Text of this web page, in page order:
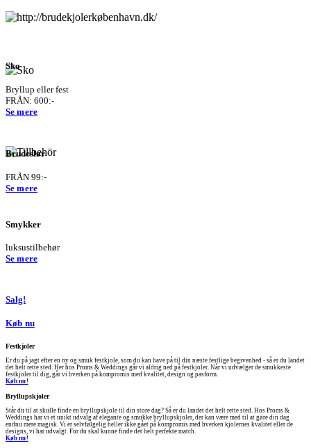
Sko
Bryllup eller fest
FRÅN: 600:-
Se mere
Brudeslør
FRÅN 99:-
Se mere
Smykker
luksustilbehør
Se mere
Salg!
Køb nu
Festkjoler
Er du på jagt efter en ny og smuk festkjole, som du kan have på til din næste festlige begivenhed - så er du landet
det helt rette sted. Her hos Proms & Weddings går vi aldrig ned på festkjoler. Når vi udvælger de smukkeste
festkjoler til dig, går vi hverken på kompromis med kvalitet, design og pasform.
Køb nu!
Bryllupskjoler
Står du til at skulle finde en bryllupskjole til din store dag? Så er du landet det helt rette sted. Hos Proms &
Weddings har vi et unikt udvalg af elegante og smukke bryllupskjoler, der kan være med til at gøre din dag
endnu mere magisk. Vi er selvfølgelig heller ikke gået på kompromis med hverken kjolernes kvalitet eller de
designs, vi har udvalgt. For du skal kunne finde det helt perfekte match.
Køb nu!